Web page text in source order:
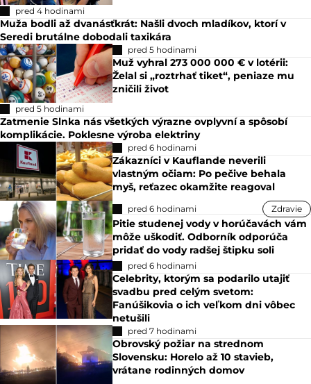
pred 4 hodinami
Muža bodli až dvanásťkrát: Našli dvoch mladíkov, ktorí v
Seredi brutálne dobodali taxikára
pred 5 hodinami
Muž vyhral 273 000 000 € v lotérii:
Želal si „roztrhať tiket“, peniaze mu
zničili život
pred 5 hodinami
Zatmenie Slnka nás všetkých výrazne ovplyvní a spôsobí
komplikácie. Poklesne výroba elektriny
pred 6 hodinami
Zákazníci v Kauflande neverili
vlastným očiam: Po pečive behala
myš, reťazec okamžite reagoval
pred 6 hodinami Zdravie
Pitie studenej vody v horúčavách vám
môže uškodiť. Odborník odporúča
pridať do vody radšej štipku soli
pred 6 hodinami
Celebrity, ktorým sa podarilo utajiť
svadbu pred celým svetom:
Fanúšikovia o ich veľkom dni vôbec
netušili
pred 7 hodinami
Obrovský požiar na strednom
Slovensku: Horelo až 10 stavieb,
vrátane rodinných domov